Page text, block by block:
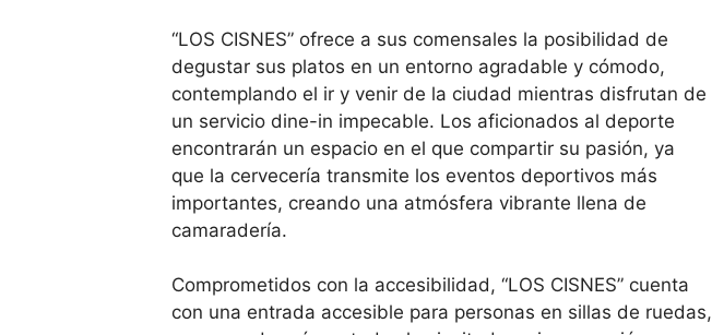
“LOS CISNES” ofrece a sus comensales la posibilidad de
degustar sus platos en un entorno agradable y cómodo,
contemplando el ir y venir de la ciudad mientras disfrutan de
un servicio dine-in impecable. Los aficionados al deporte
encontrarán un espacio en el que compartir su pasión, ya
que la cervecería transmite los eventos deportivos más
importantes, creando una atmósfera vibrante llena de
camaradería.
Comprometidos con la accesibilidad, “LOS CISNES” cuenta
con una entrada accesible para personas en sillas de ruedas,